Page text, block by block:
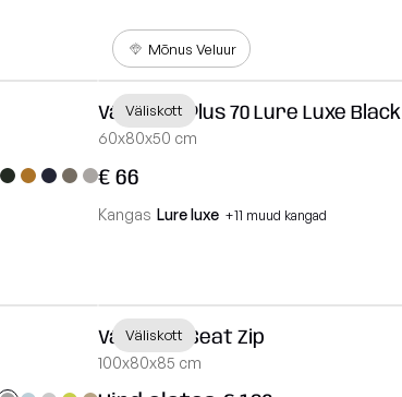
Väliskott
Mõnus Veluur
Väliskott Plus 70 Lure Luxe Black
60x80x50 cm
€ 66
Kangas Lure luxe +11 muud kangad
Väliskott
Väliskott Seat Zip
100x80x85 cm